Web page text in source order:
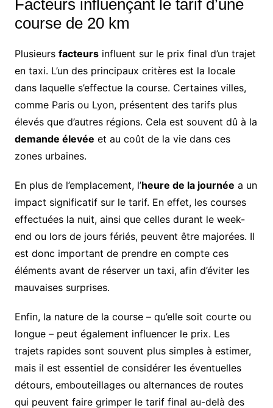
Facteurs influençant le tarif d’une
course de 20 km
Plusieurs facteursinfluent sur le prix final d’un trajet
en taxi. L’un des principaux critères est la locale
dans laquelle s’effectue la course. Certaines villes,
comme Paris ou Lyon, présentent des tarifs plus
élevés que d’autres régions. Cela est souvent dû à la
demande élevée et au coût de la vie dans ces
zones urbaines.
En plus de l’emplacement, l’heure de la journée a un
impact significatif sur le tarif. En effet, les courses
effectuées la nuit, ainsi que celles durant le week-
end ou lors de jours fériés, peuvent être majorées. Il
est donc important de prendre en compte ces
éléments avant de réserver un taxi, afin d’éviter les
mauvaises surprises.
Enfin, la nature de la course – qu’elle soit courte ou
longue – peut également influencer le prix. Les
trajets rapides sont souvent plus simples à estimer,
mais il est essentiel de considérer les éventuelles
détours, embouteillages ou alternances de routes
qui peuvent faire grimper le tarif final au-delà des